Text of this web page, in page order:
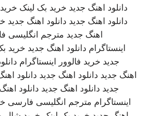
دانلود اهنگ جدید خرید بک لینک
دانلود اهنگ جدید دانلود اهنگ جدید
اهنگ جدید مترجم انگلیسی
اینستاگرام دانلود اهنگ جدید خرید
جدید خرید فالوور اینستاگرام
اهنگ جدید دانلود اهنگ جدید دانلود
جدید دانلود اهنگ جدید دانلود
اینستاگرام مترجم انگلیسی فارسی